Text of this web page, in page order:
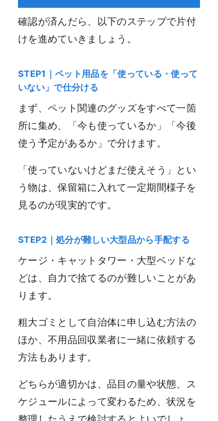
確認が済んだら、以下のステップで片付
けを進めていきましょう。
STEP1｜ペット用品を「使っている・使って
いない」で仕分ける
まず、ペット関連のグッズをすべて一箇
所に集め、「今も使っているか」「今後
使う予定があるか」で分けます。
「使っていないけどまだ使えそう」とい
う物は、保留箱に入れて一定期間様子を
見るのが現実的です。
STEP2｜処分が難しい大型品から手配する
ケージ・キャットタワー・大型ベッドな
どは、自力で捨てるのが難しいことがあ
ります。
粗大ゴミとして自治体に申し込む方法の
ほか、不用品回収業者に一緒に依頼する
方法もあります。
どちらが適切かは、品目の量や状態、ス
ケジュールによって変わるため、状況を